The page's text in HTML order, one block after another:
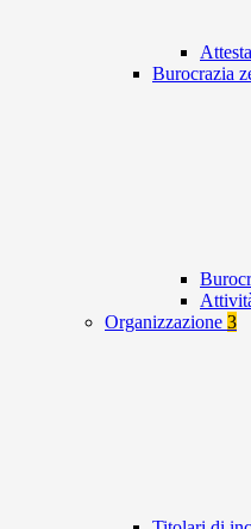
Burocrazia
Organizzazione 3